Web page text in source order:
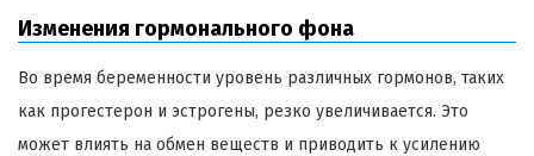
Изменения гормонального фона
Во время беременности уровень различных гормонов, таких
как прогестерон и эстрогены, резко увеличивается. Это
может влиять на обмен веществ и приводить к усилению